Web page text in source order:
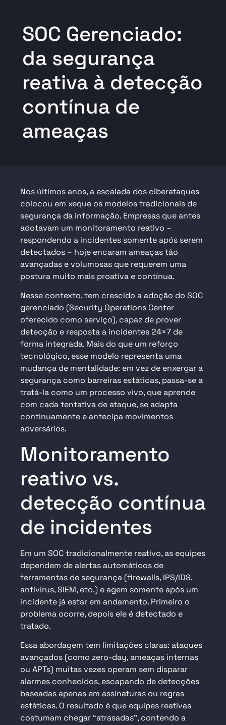
SOC Gerenciado:
da segurança
reativa à detecção
contínua de
ameaças
Nos últimos anos, a escalada dos ciberataques
colocou em xeque os modelos tradicionais de
segurança da informação. Empresas que antes
adotavam um monitoramento reativo –
respondendo a incidentes somente após serem
detectados – hoje encaram ameaças tão
avançadas e volumosas que requerem uma
postura muito mais proativa e contínua.
Nesse contexto, tem crescido a adoção do SOC
gerenciado (Security Operations Center
oferecido como serviço), capaz de prover
detecção e resposta a incidentes 24×7 de
forma integrada. Mais do que um reforço
tecnológico, esse modelo representa uma
mudança de mentalidade: em vez de enxergar a
segurança como barreiras estáticas, passa-se a
tratá-la como um processo vivo, que aprende
com cada tentativa de ataque, se adapta
continuamente e antecipa movimentos
adversários.
Monitoramento
reativo vs.
detecção contínua
de incidentes
Em um SOC tradicionalmente reativo, as equipes
dependem de alertas automáticos de
ferramentas de segurança (firewalls, IPS/IDS,
antivírus, SIEM, etc.) e agem somente após um
incidente já estar em andamento. Primeiro o
problema ocorre, depois ele é detectado e
tratado.
Essa abordagem tem limitações claras: ataques
avançados (como zero-day, ameaças internas
ou APTs) muitas vezes operam sem disparar
alarmes conhecidos, escapando de detecções
baseadas apenas em assinaturas ou regras
estáticas. O resultado é que equipes reativas
costumam chegar “atrasadas”, contendo a